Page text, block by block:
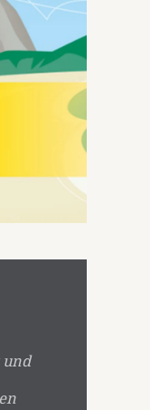
und